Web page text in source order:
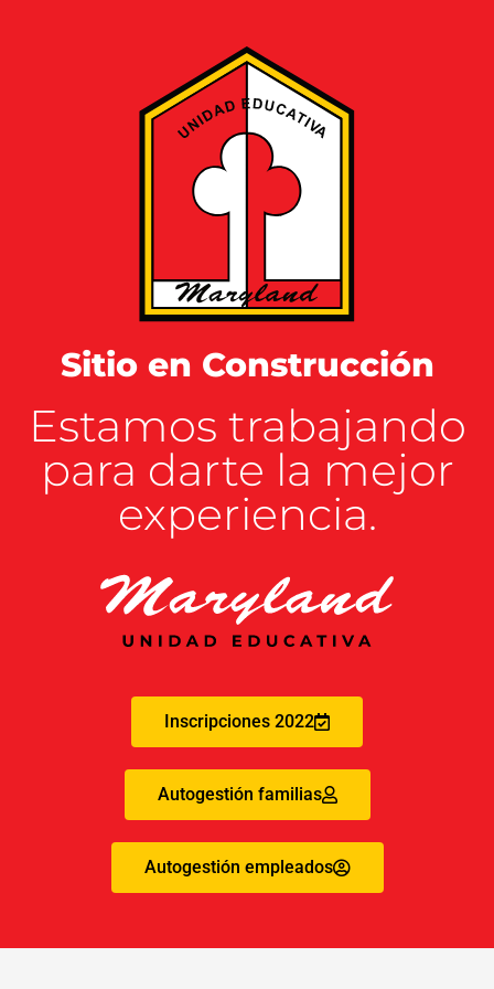
Sitio en Construcción
Estamos trabajando
para darte la mejor
experiencia.
Inscripciones 2022
Autogestión familias
Autogestión empleados